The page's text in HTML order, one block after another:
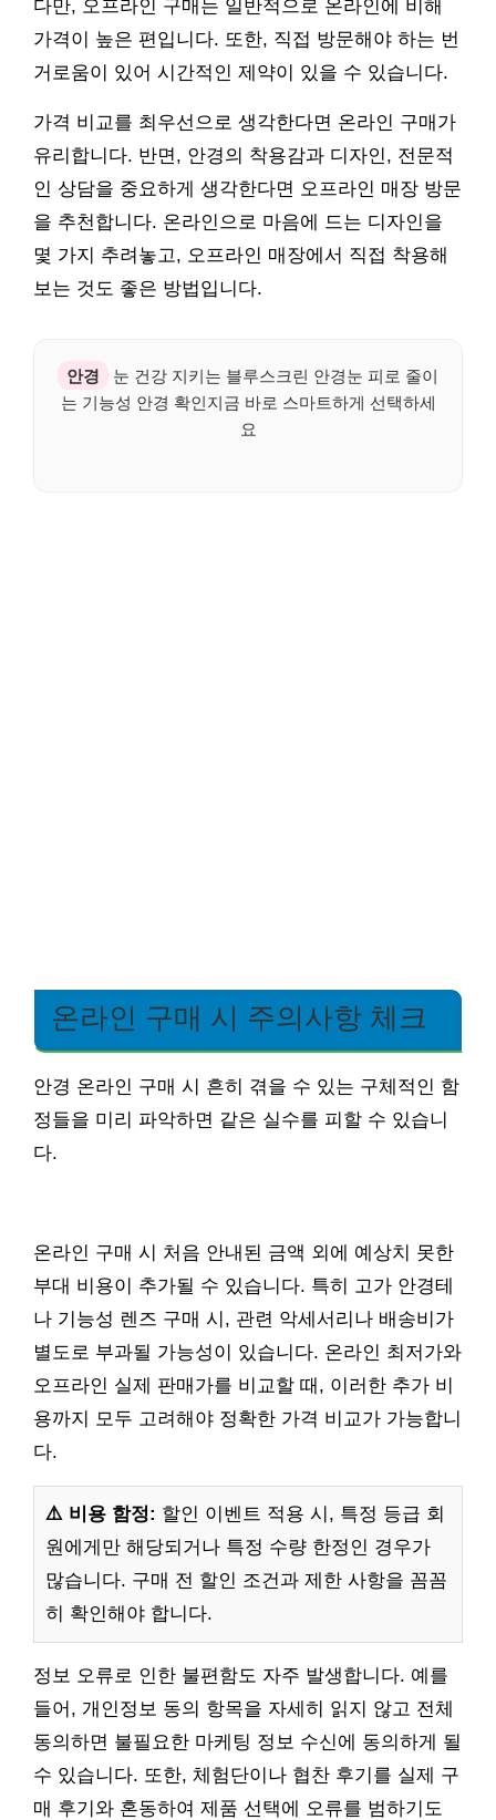
다만, 오프라인 구매는 일반적으로 온라인에 비해
가격이 높은 편입니다. 또한, 직접 방문해야 하는 번
거로움이 있어 시간적인 제약이 있을 수 있습니다.
가격 비교를 최우선으로 생각한다면 온라인 구매가
유리합니다. 반면, 안경의 착용감과 디자인, 전문적
인 상담을 중요하게 생각한다면 오프라인 매장 방문
을 추천합니다. 온라인으로 마음에 드는 디자인을
몇 가지 추려놓고, 오프라인 매장에서 직접 착용해
보는 것도 좋은 방법입니다.
안경
눈 건강 지키는 블루스크린 안경눈 피로 줄이
는 기능성 안경 확인지금 바로 스마트하게 선택하세
요
온라인 구매 시 주의사항 체크
안경 온라인 구매 시 흔히 겪을 수 있는 구체적인 함
정들을 미리 파악하면 같은 실수를 피할 수 있습니
다.
온라인 구매 시 처음 안내된 금액 외에 예상치 못한
부대 비용이 추가될 수 있습니다. 특히 고가 안경테
나 기능성 렌즈 구매 시, 관련 악세서리나 배송비가
별도로 부과될 가능성이 있습니다. 온라인 최저가와
오프라인 실제 판매가를 비교할 때, 이러한 추가 비
용까지 모두 고려해야 정확한 가격 비교가 가능합니
다.
⚠️ 비용 함정: 할인 이벤트 적용 시, 특정 등급 회
원에게만 해당되거나 특정 수량 한정인 경우가
많습니다. 구매 전 할인 조건과 제한 사항을 꼼꼼
히 확인해야 합니다.
정보 오류로 인한 불편함도 자주 발생합니다. 예를
들어, 개인정보 동의 항목을 자세히 읽지 않고 전체
동의하면 불필요한 마케팅 정보 수신에 동의하게 될
수 있습니다. 또한, 체험단이나 협찬 후기를 실제 구
매 후기와 혼동하여 제품 선택에 오류를 범하기도